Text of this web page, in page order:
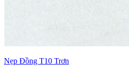
Nẹp Đồng T10 Trơn